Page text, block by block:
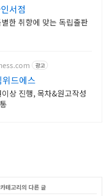
서점
한 취향에 맞는 독립출판
광고
드에스
상 진행, 목차&원고작성
테고리의 다른 글